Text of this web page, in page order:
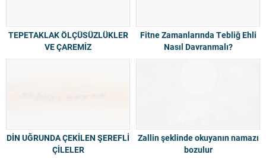
TEPETAKLAK ÖLÇÜSÜZLÜKLER
VE ÇAREMİZ
Fitne Zamanlarında Tebliğ Ehli
Nasıl Davranmalı?
DİN UĞRUNDA ÇEKİLEN ŞEREFLİ
ÇİLELER
Zallin şeklinde okuyanın namazı
bozulur